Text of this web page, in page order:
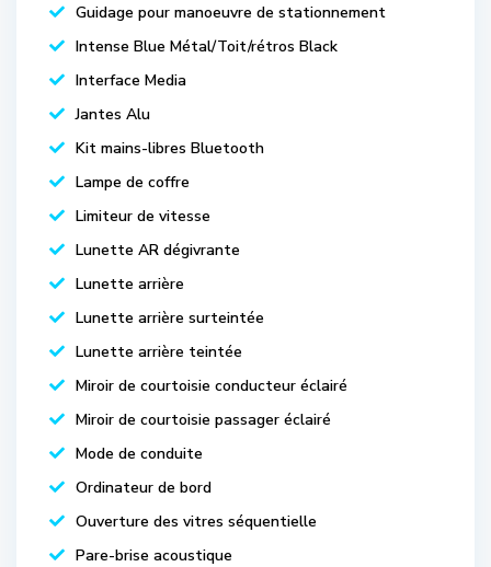
Guidage pour manoeuvre de stationnement
Intense Blue Métal/Toit/rétros Black
Interface Media
Jantes Alu
Kit mains-libres Bluetooth
Lampe de coffre
Limiteur de vitesse
Lunette AR dégivrante
Lunette arrière
Lunette arrière surteintée
Lunette arrière teintée
Miroir de courtoisie conducteur éclairé
Miroir de courtoisie passager éclairé
Mode de conduite
Ordinateur de bord
Ouverture des vitres séquentielle
Pare-brise acoustique